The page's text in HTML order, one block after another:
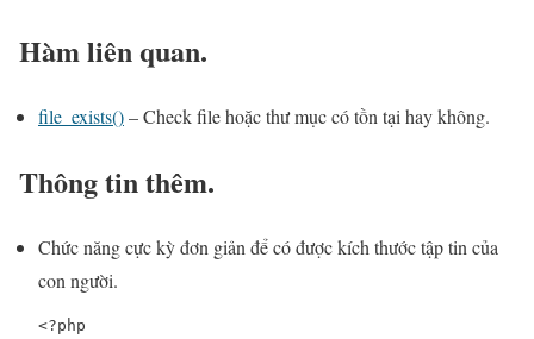
Hàm liên quan.
file_exists()– Check file hoặc thư mục có tồn tại hay không.
Thông tin thêm.
Chức năng cực kỳ đơn giản để có được kích thước tập tin của
con người.